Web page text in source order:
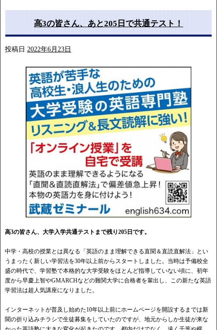
高3の皆さん、あと205日で共通テスト！
投稿日 2022年6月23日
高3の皆さん、大学入学共通テストまで残り205日です。
中学・高校の授業とは異なる「英語のまま理解できる直聞＆直読直解法」とい
うまったく新しい学習法を30年以上前からスタートしました。当時は予備校全
盛の時代で、学習塾で本格的な大学受験をほとんど指導していない頃に、初年
度から早慶上智やGMARCHなどの難関大学に合格者を輩出し、この新たな英語
学習法は超人気講座になりました。
インターネットが普及し始めた10年以上前にホームページを開設するまでは新
聞の折り込みチラシで生徒募集をしていたのですが、地元からしか生徒が来な